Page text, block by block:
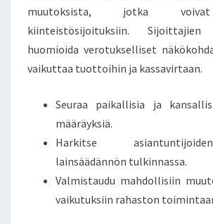
muutoksista, jotka
kiinteistösijoituksiin.
huomioida verotukselliset
vaikuttaa tuottoihin ja kassavirtaan.
Seuraa paikallisia ja
määräyksiä.
Harkitse
lainsäädännön tulkinnassa.
Valmistaudu mahdollisiin
vaikutuksiin rahaston